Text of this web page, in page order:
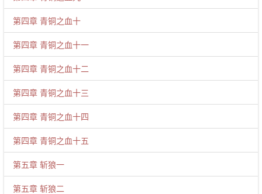
第四章 青铜之血十
第四章 青铜之血十一
第四章 青铜之血十二
第四章 青铜之血十三
第四章 青铜之血十四
第四章 青铜之血十五
第五章 斩狼一
第五章 斩狼二